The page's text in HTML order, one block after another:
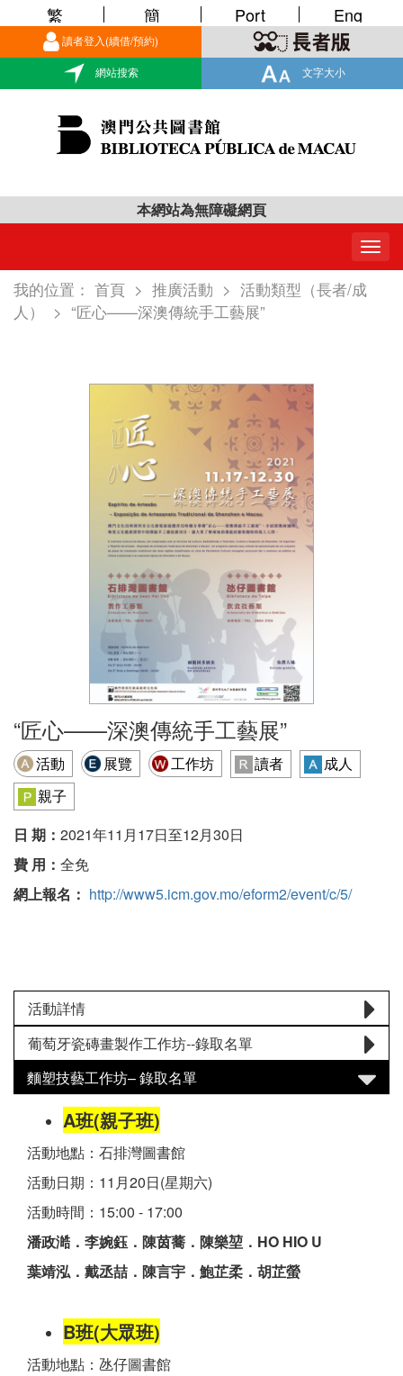
讀者登入(續借/預約)
網站搜索 文字大小
繁 簡 Port Eng
本網站為無障礙網頁
我的位置： 首頁 > 推廣活動 > 活動類型（長者/成
人）
> “匠心——深澳傳統手工藝展”
“匠心——深澳傳統手工藝展”
活動 展覽 工作坊 讀者
成人
親子
日 期： 2021年11月17日至12月30日
費 用： 全免
網上報名： http://www5.icm.gov.mo/eform2/event/c/5/
活動詳情
葡萄牙瓷磚畫製作工作坊--錄取名單
麵塑技藝工作坊– 錄取名單
A班(親子班)
活動地點：石排灣圖書館
活動日期：11月20日(星期六)
活動時間：15:00 - 17:00
潘政澔．李婉鈺．陳茵蕎．陳樂堃．HO HIO U
葉靖泓．戴丞喆．陳言宇．鮑芷柔．胡芷螢
B班(大眾班)
活動地點：氹仔圖書館